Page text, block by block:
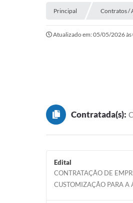
Principal Contratos /
Atualizado em: 05/05/2026
Contratada(s):
Edital
CONTRATAÇÃO DE
CUSTOMIZAÇÃO PARA A